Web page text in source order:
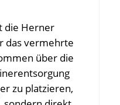
die Herner
das vermehrte
über die
zu platzieren,